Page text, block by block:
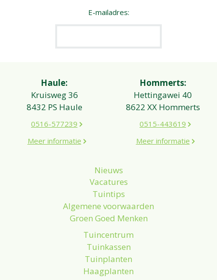
E-mailadres:
Haule:
Kruisweg 36
8432 PS Haule
0516-577239
Meer informatie
Hommerts:
Hettingawei 40
8622 XX Hommerts
0515-443619
Meer informatie
Nieuws
Vacatures
Tuintips
Algemene voorwaarden
Groen Goed Menken
Tuincentrum
Tuinkassen
Tuinplanten
Haagplanten